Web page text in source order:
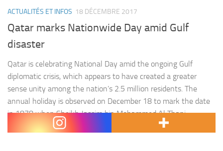
ACTUALITÉS ET INFOS 18 DÉCEMBRE 2017
Qatar marks Nationwide Day amid Gulf
disaster
Qatar is celebrating National Day amid the ongoing Gulf
diplomatic crisis, which appears to have created a greater
sense unity among the nation’s 2.5 million residents. The
annual holiday is observed on December 18 to mark the date
in 1878 when Sheikh Jassim bin Mohammed Al Thani
succeeded his father as the emir and led…